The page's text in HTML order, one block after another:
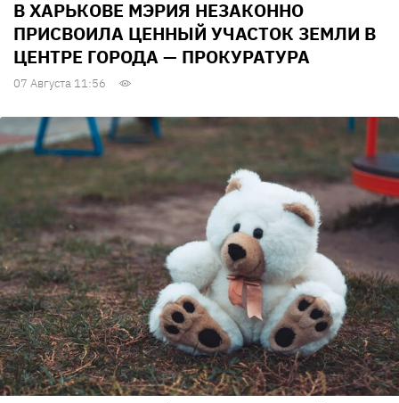
В ХАРЬКОВЕ МЭРИЯ НЕЗАКОННО
ПРИСВОИЛА ЦЕННЫЙ УЧАСТОК ЗЕМЛИ В
ЦЕНТРЕ ГОРОДА — ПРОКУРАТУРА
07 Августа 11:56